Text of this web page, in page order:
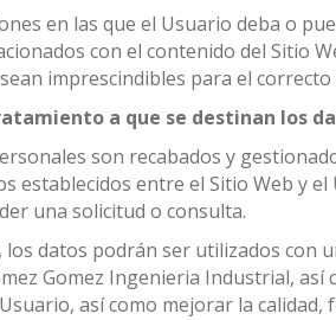
en las que el Usuario deba o
con el contenido del Sitio
imprescindibles para el
a que se destinan los
son recabados y
establecidos entre el Sitio Web y
una solicitud o consulta.
datos podrán ser utilizados con
Gomez Ingenieria Industrial,
así como mejorar la